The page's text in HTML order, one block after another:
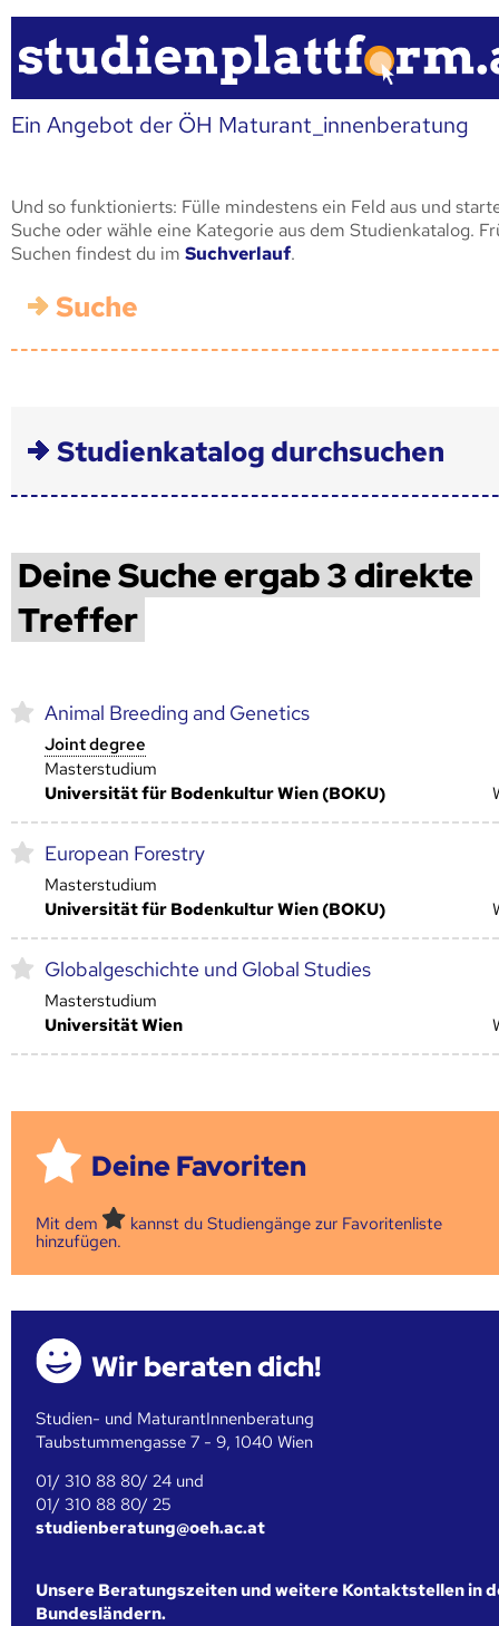
Ein Angebot der ÖH Maturant_innenberatung
Und so funktionierts: Fülle mindestens ein Feld aus und
Suche oder wähle eine Kategorie aus dem Studienkatalog.
Suchen findest du im Suchverlauf.
Suche
Studienkatalog durchsuchen
Deine Suche ergab 3 direkte
Treffer
Animal Breeding and Genetics
Joint degree
Masterstudium
Universität für Bodenkultur Wien (BOKU)
European Forestry
Masterstudium
Universität für Bodenkultur Wien (BOKU)
Globalgeschichte und Global Studies
Masterstudium
Universität Wien
Deine Favoriten
Mit dem
kannst du Studiengänge zur Favoritenliste
hinzufügen.
Wir beraten dich!
Studien- und MaturantInnenberatung
Taubstummengasse 7 - 9, 1040 Wien
01/ 310 88 80/ 24 und
01/ 310 88 80/ 25
studienberatung@oeh.ac.at
Unsere Beratungszeiten und weitere Kontaktstellen in
Bundesländern.